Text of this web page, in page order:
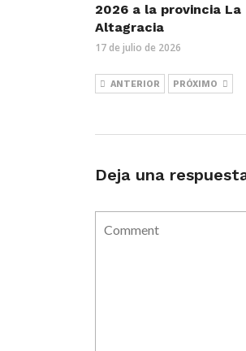
2026 a la provincia La
Altagracia
17 de julio de 2026
ANTERIOR PRÓXIMO
Deja una